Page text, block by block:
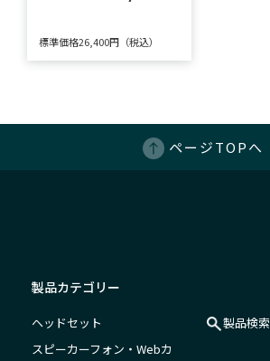
標準価格26,400円（税込）
ページTOPへ
製品カテゴリー
ヘッドセット
スピーカーフォン・Webカ
製品検索